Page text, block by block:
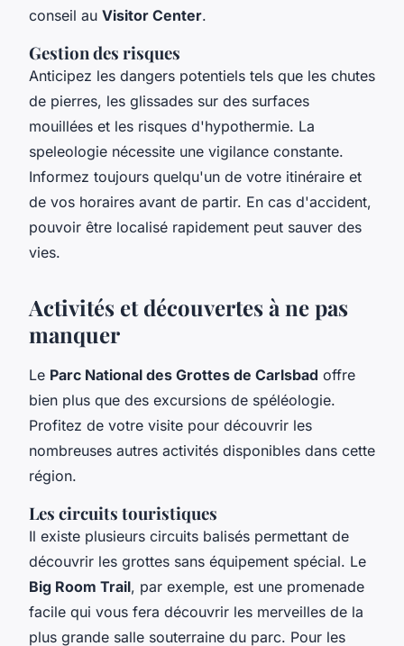
conseil au Visitor Center.
Gestion des risques
Anticipez les dangers potentiels tels que les chutes
de pierres, les glissades sur des surfaces
mouillées et les risques d'hypothermie. La
speleologie nécessite une vigilance constante.
Informez toujours quelqu'un de votre itinéraire et
de vos horaires avant de partir. En cas d'accident,
pouvoir être localisé rapidement peut sauver des
vies.
Activités et découvertes à ne pas
manquer
Le Parc National des Grottes de Carlsbad offre
bien plus que des excursions de spéléologie.
Profitez de votre visite pour découvrir les
nombreuses autres activités disponibles dans cette
région.
Les circuits touristiques
Il existe plusieurs circuits balisés permettant de
découvrir les grottes sans équipement spécial. Le
Big Room Trail, par exemple, est une promenade
facile qui vous fera découvrir les merveilles de la
plus grande salle souterraine du parc. Pour les